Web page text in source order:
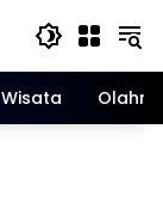
Wisata